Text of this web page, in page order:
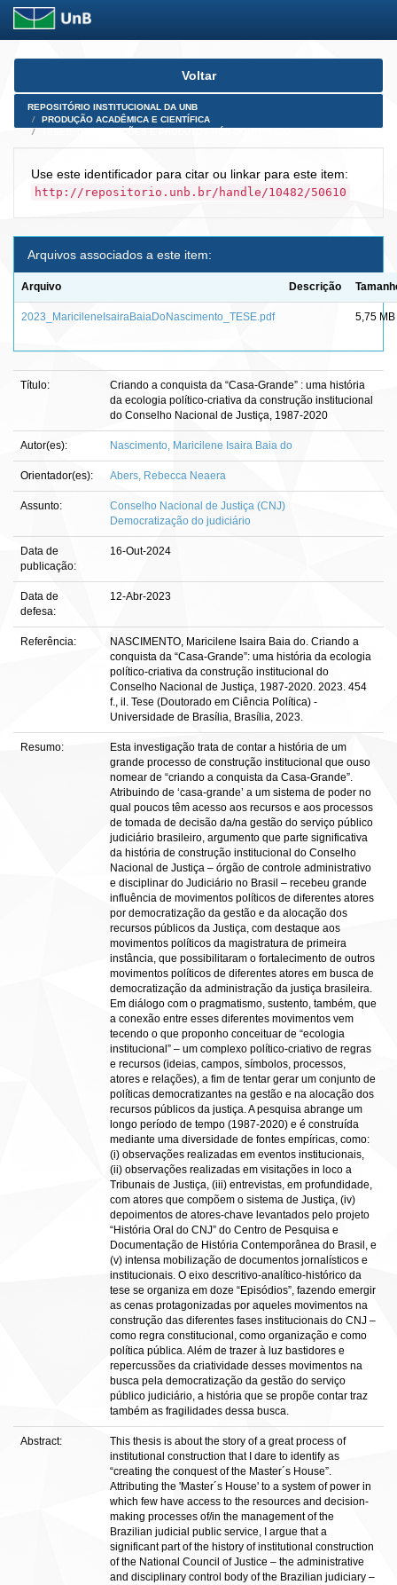
Skip
Voltar
REPOSITÓRIO INSTITUCIONAL DA UNB
PRODUÇÃO ACADÊMICA E CIENTÍFICA
Use este identificador para citar ou linkar para este item:
http://repositorio.unb.br/handle/10482/50610
Arquivos associados a este item:
Arquivo Descrição
2023_MaricileneIsairaBaiaDoNascimento_TESE.pdf 5,75 MB
Título:
Criando a conquista da “Casa-Grande” : uma história
da ecologia político-criativa da construção institucional
do Conselho Nacional de Justiça, 1987-2020
Autor(es): Nascimento, Maricilene Isaira Baia do
Orientador(es): Abers, Rebecca Neaera
Assunto:
Conselho Nacional de Justiça (CNJ)
Democratização do judiciário
Data de
publicação:
16-Out-2024
Data de
defesa:
12-Abr-2023
Referência:
NASCIMENTO, Maricilene Isaira Baia do. Criando a
conquista da “Casa-Grande”: uma história da ecologia
político-criativa da construção institucional do
Conselho Nacional de Justiça, 1987-2020. 2023. 454
f., il. Tese (Doutorado em Ciência Política) -
Universidade de Brasília, Brasília, 2023.
Resumo:
Esta investigação trata de contar a história de um
grande processo de construção institucional que ouso
nomear de “criando a conquista da Casa-Grande”.
Atribuindo de ‘casa-grande’ a um sistema de poder no
qual poucos têm acesso aos recursos e aos processos
de tomada de decisão da/na gestão do serviço público
judiciário brasileiro, argumento que parte significativa
da história de construção institucional do Conselho
Nacional de Justiça – órgão de controle administrativo
e disciplinar do Judiciário no Brasil – recebeu grande
influência de movimentos políticos de diferentes atores
por democratização da gestão e da alocação dos
recursos públicos da Justiça, com destaque aos
movimentos políticos da magistratura de primeira
instância, que possibilitaram o fortalecimento de outros
movimentos políticos de diferentes atores em busca de
democratização da administração da justiça brasileira.
Em diálogo com o pragmatismo, sustento, também, que
a conexão entre esses diferentes movimentos vem
tecendo o que proponho conceituar de “ecologia
institucional” – um complexo político-criativo de regras
e recursos (ideias, campos, símbolos, processos,
atores e relações), a fim de tentar gerar um conjunto de
políticas democratizantes na gestão e na alocação dos
recursos públicos da justiça. A pesquisa abrange um
longo período de tempo (1987-2020) e é construída
mediante uma diversidade de fontes empíricas, como:
(i) observações realizadas em eventos institucionais,
(ii) observações realizadas em visitações in loco a
Tribunais de Justiça, (iii) entrevistas, em profundidade,
com atores que compõem o sistema de Justiça, (iv)
depoimentos de atores-chave levantados pelo projeto
“História Oral do CNJ” do Centro de Pesquisa e
Documentação de História Contemporânea do Brasil, e
(v) intensa mobilização de documentos jornalísticos e
institucionais. O eixo descritivo-analítico-histórico da
tese se organiza em doze “Episódios”, fazendo emergir
as cenas protagonizadas por aqueles movimentos na
construção das diferentes fases institucionais do CNJ –
como regra constitucional, como organização e como
política pública. Além de trazer à luz bastidores e
repercussões da criatividade desses movimentos na
busca pela democratização da gestão do serviço
público judiciário, a história que se propõe contar traz
também as fragilidades dessa busca.
Abstract:
This thesis is about the story of a great process of
institutional construction that I dare to identify as
“creating the conquest of the Master´s House”.
Attributing the 'Master´s House' to a system of power in
which few have access to the resources and decision-
making processes of/in the management of the
Brazilian judicial public service, I argue that a
significant part of the history of institutional construction
of the National Council of Justice – the administrative
and disciplinary control body of the Brazilian judiciary –